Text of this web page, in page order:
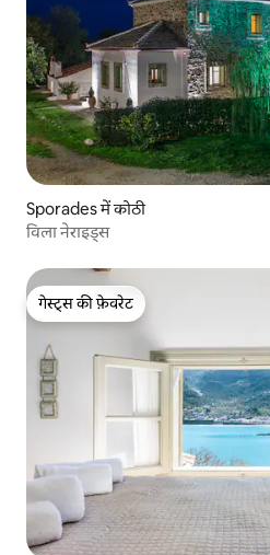
Sporades में कोठी
विला नेराइड्स
गेस्ट्स की फ़ेवरेट
गेस्ट्स की फ़ेवरेट